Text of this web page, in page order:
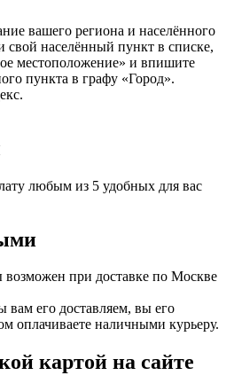
вашего региона и населённого
населённый пункт в списке,
местоположение» и впишите
пункта в графу «Город».
любым из 5 удобных для вас
при доставке по Москве
вам его доставляем, вы его
оплачиваете наличными курьеру.
картой на сайте